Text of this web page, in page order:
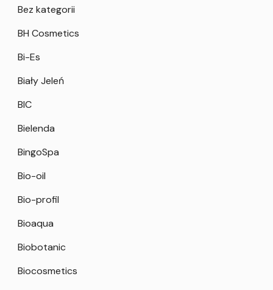
Bez kategorii
BH Cosmetics
Bi-Es
Biały Jeleń
BIC
Bielenda
BingoSpa
Bio-oil
Bio-profil
Bioaqua
Biobotanic
Biocosmetics